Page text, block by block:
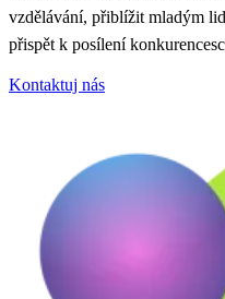
vzdělávání, přiblížit mladým
přispět k posílení
Kontaktuj nás